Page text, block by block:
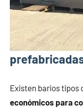
Existen barios tipos
económicos para